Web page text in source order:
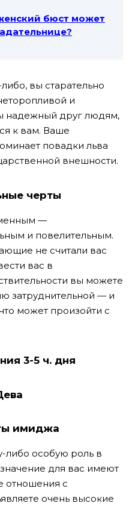
бюст может
вы старательно
и
надежный друг людям,
к вам. Ваше
повадки льва
внешности.
черты
—
и повелительным.
не считали вас
вас в
вы можете
затруднительной — и
может произойти с
3-5 ч. дня
имиджа
либо особую роль в
для вас имеют
отношения с
очень высокие